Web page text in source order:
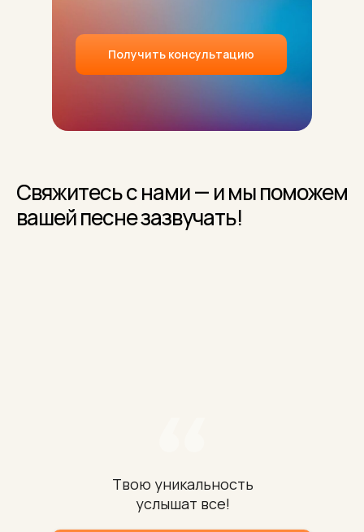
Получить консультацию
Свяжитесь с нами — и мы поможем
вашей песне зазвучать!
Твою уникальность
услышат все!